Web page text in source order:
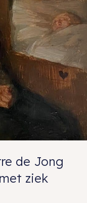
de Jong
ziek